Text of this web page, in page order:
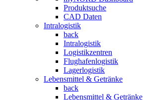
Produktsuche
CAD Daten
Intralogistik
back
Intralogistik
Logistikzentren
Flughafenlogistik
Lagerlogistik
Lebensmittel & Getränke
back
Lebensmittel & Getränke